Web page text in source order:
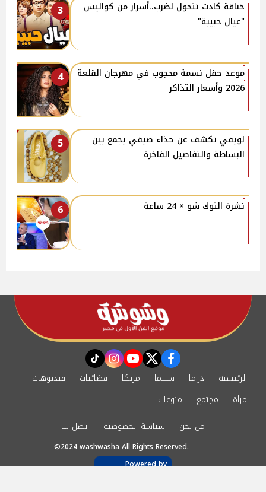
3
خناقة كادت تتحول لضرب..أسرار من كواليس
"عيال حبيبة"
4
موعد حفل نسمة محجوب في مهرجان القلعة
2026 وأسعار التذاكر
5
لويفي تكشف عن حذاء صيفي يجمع بين
البساطة والتفاصيل الفاخرة
6 نشرة التوك شو × 24 ساعة
facebook
twitter
youtube
instagram
tiktok
الرئيسية دراما سينما مزيكا فضائيات
فيديوهات
مرأة
مجتمع
منوعات
من نحن
سياسة الخصوصية اتصل بنا
©2024 washwasha All Rights Reserved.
Powered by